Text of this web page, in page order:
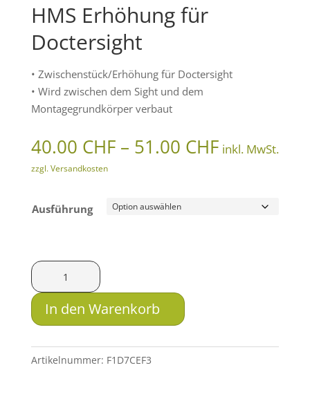
HMS Erhöhung für
Doctersight
• Zwischenstück/Erhöhung für Doctersight
• Wird zwischen dem Sight und dem
Montagegrundkörper verbaut
40.00 CHF – 51.00 CHF
51.00 CHF
inkl. MwSt.
zzgl. Versandkosten
Ausführung
HMS
Erhöhung
für
Doctersight
In den Warenkorb
Artikelnummer: F1D7CEF3